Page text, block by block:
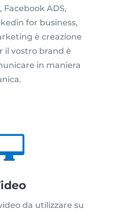
Facebook ADS,
for business,
è creazione
il vostro brand è
in maniera
da utilizzare su